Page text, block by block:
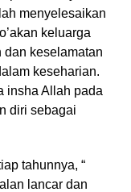
menyelesaikan
keluarga
dan keselamatan
keseharian.
insha Allah pada
diri sebagai
tahunnya, “
lancar dan